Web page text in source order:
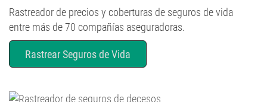
Rastreador de precios y coberturas de seguros de vida
entre más de 70 compañías aseguradoras.
Rastrear Seguros de Vida